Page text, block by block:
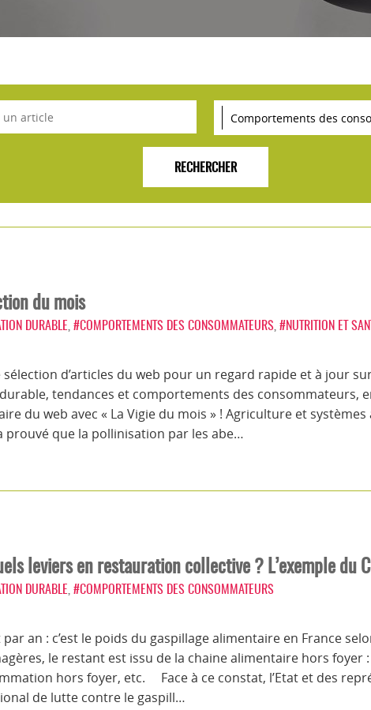
du mois
DURABLE #COMPORTEMENTS DES CONSOMMATEURS #NUTRITION ET
d’articles du web pour un regard rapide et à jour
tendances et comportements des consommateurs,
du web avec « La Vigie du mois » ! Agriculture et
prouvé que la pollinisation par les abe…
leviers en restauration collective ? L’exemple du
DURABLE #COMPORTEMENTS DES CONSOMMATEURS
an : c’est le poids du gaspillage alimentaire en France
le restant est issu de la chaine alimentaire hors
hors foyer, etc. Face à ce constat, l’Etat et des
de lutte contre le gaspill…